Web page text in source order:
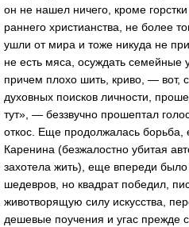
он не нашел ничего, кроме
раннего христианства, не более
ушли от мира и тоже никуда не
не есть мяса, осуждать семейные
причем плохо шить, криво, — вот,
духовных поисков личности,
тут», — беззвучно прошептал
откос. Еще продолжалась
Каренина (безжалостно убитая
захотела жить), еще впереди было
шедевров, но квадрат победил,
животворящую силу искусства,
дешевые поучения и угас прежде